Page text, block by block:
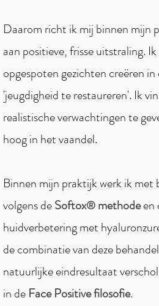
Daarom richt ik mij binnen mijn
aan positieve, frisse uitstraling.
opgespoten gezichten creëren
'jeugdigheid te restaureren'. Ik
realistische verwachtingen te
hoog in het vaandel.
Binnen mijn praktijk werk ik met
volgens deSoftox®methodeen
huidverbetering met
de combinatie van deze
natuurlijke eindresultaat
in de Face Positive filosofie.